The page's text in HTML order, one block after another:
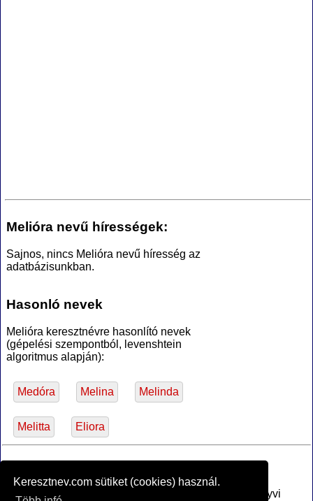
Keresztnev.com sütiket (cookies) használ.
Melióra nevű hírességek:
Sajnos, nincs Melióra nevű híresség az
adatbázisunkban.
Hasonló nevek
Melióra keresztnévre hasonlító nevek
(gépelési szempontból, levenshtein
algoritmus alapján):
Medóra Melina Melinda
Melitta Eliora
Az MTA Nyelvtudományi Intézete által anyakönyvi